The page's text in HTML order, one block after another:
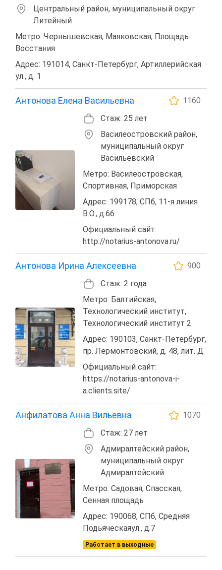
Центральный район, муниципальный округ
Литейный
Метро: Чернышевская, Маяковская, Площадь
Восстания
Адрес: 191014, Санкт-Петербург, Артиллерийская
ул., д. 1
Антонова Елена Васильевна
1160
Стаж: 25 лет
Василеостровский район,
муниципальный округ
Васильевский
Метро: Василеостровская,
Спортивная, Приморская
Адрес: 199178, СПб, 11-я линия
В.О., д.66
Официальный сайт:
http://notarius-antonova.ru/
Антонова Ирина Алексеевна
900
Стаж: 2 года
Метро: Балтийская,
Технологический институт,
Технологический институт 2
Адрес: 190103, Санкт-Петербург,
пр. Лермонтовский, д. 48, лит. Д
Официальный сайт:
https://notarius-antonova-i-
a.clients.site/
Анфилатова Анна Вильевна
1070
Стаж: 27 лет
Адмиралтейский район,
муниципальный округ
Адмиралтейский
Метро: Садовая, Спасская,
Сенная площадь
Адрес: 190068, СПб, Средняя
Подьяческаяул., д.7
Работает в выходные